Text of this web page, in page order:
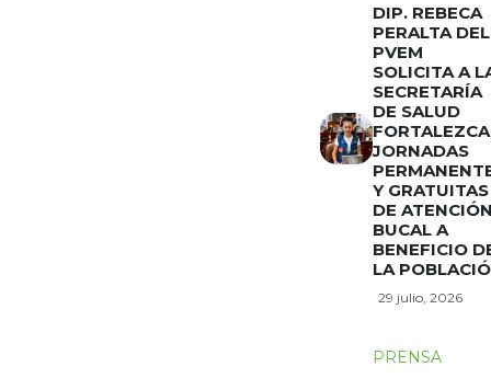
DIP. REBECA
PERALTA DEL
PVEM
SOLICITA A
SECRETARÍA
DE SALUD
FORTALEZCA
JORNADAS
Y GRATUITAS
DE
BUCAL A
BENEFICIO
LA
29 julio, 2026
PRENSA